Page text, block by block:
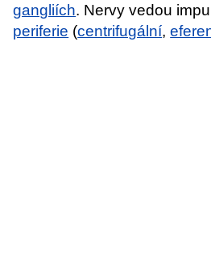
gangliích. Nervy vedou
periferie (centrifugální,